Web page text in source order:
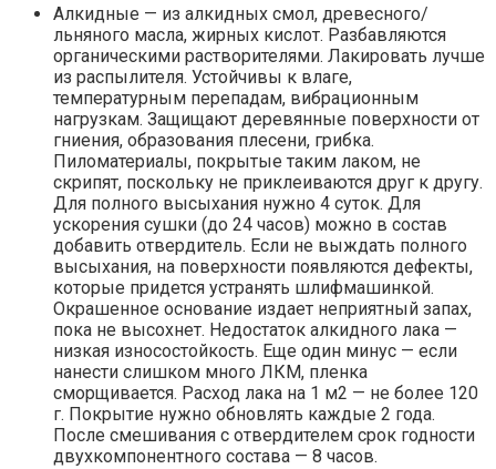
Алкидные — из алкидных смол, древесного/
льняного масла, жирных кислот. Разбавляются
органическими растворителями. Лакировать лучше
из распылителя. Устойчивы к влаге,
температурным перепадам, вибрационным
нагрузкам. Защищают деревянные поверхности от
гниения, образования плесени, грибка.
Пиломатериалы, покрытые таким лаком, не
скрипят, поскольку не приклеиваются друг к другу.
Для полного высыхания нужно 4 суток. Для
ускорения сушки (до 24 часов) можно в состав
добавить отвердитель. Если не выждать полного
высыхания, на поверхности появляются дефекты,
которые придется устранять шлифмашинкой.
Окрашенное основание издает неприятный запах,
пока не высохнет. Недостаток алкидного лака —
низкая износостойкость. Еще один минус — если
нанести слишком много ЛКМ, пленка
сморщивается. Расход лака на 1 м2 — не более 120
г. Покрытие нужно обновлять каждые 2 года.
После смешивания с отвердителем срок годности
двухкомпонентного состава — 8 часов.